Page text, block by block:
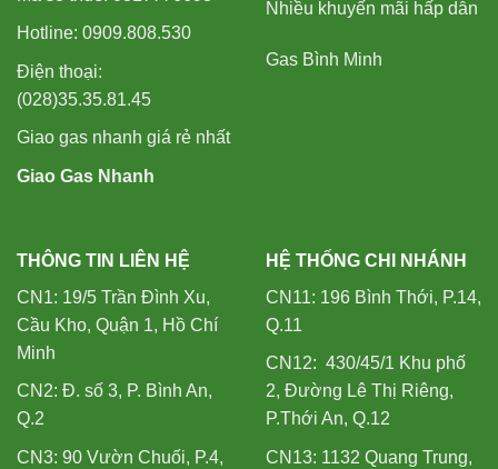
Hotline: 0909.808.530
Điện thoại:
(028)35.35.81.45
Giao gas nhanh giá rẻ nhất
Giao Gas Nhanh
Nhiều khuyến mãi hấp dẫn
Gas Bình Minh
THÔNG TIN LIÊN HỆ
CN1: 19/5 Trần Đình Xu,
Cầu Kho, Quận 1, Hồ Chí
Minh
CN2: Đ. số 3, P. Bình An,
Q.2
CN3: 90 Vườn Chuối, P.4,
HỆ THỐNG CHI NHÁNH
CN11: 196 Bình Thới, P.14,
Q.11
CN12: 430/45/1 Khu phố
2, Đường Lê Thị Riêng,
P.Thới An, Q.12
CN13: 1132 Quang Trung,